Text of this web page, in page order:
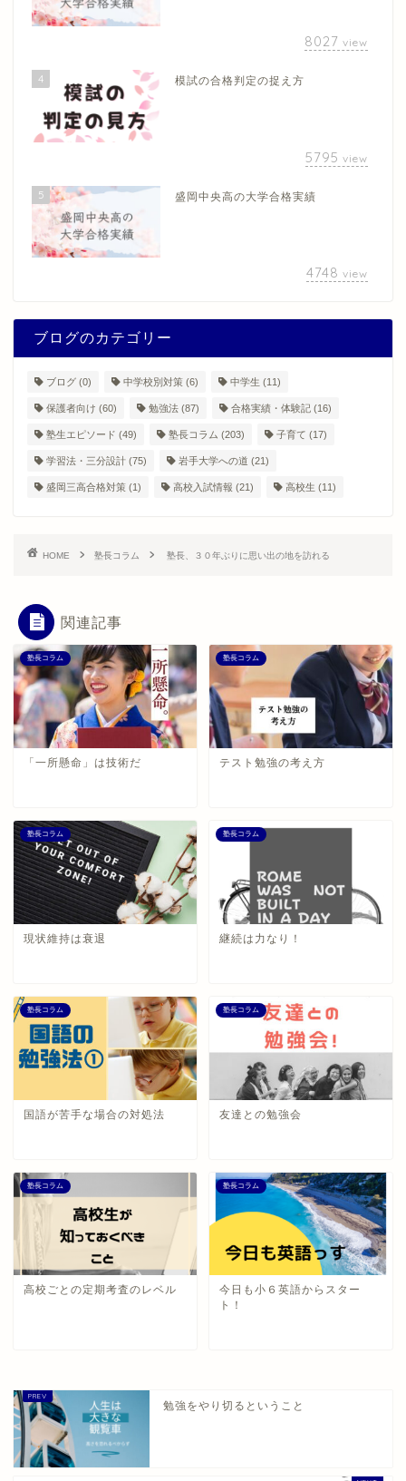
8027 view
4 模試の合格判定の捉え方
5795 view
5 盛岡中央高の大学合格実績
4748 view
ブログのカテゴリー
ブログ (0) 中学校別対策 (6) 中学生 (11)
保護者向け (60) 勉強法 (87) 合格実績・体験記 (16)
塾生エピソード (49) 塾長コラム (203) 子育て (17)
学習法・三分設計 (75) 岩手大学への道 (21)
盛岡三高合格対策 (1) 高校入試情報 (21) 高校生 (11)
HOME 塾長コラム 塾長、３０年ぶりに思い出の地を訪れる
関連記事
塾長コラム
「一所懸命」は技術だ
塾長コラム
テスト勉強の考え方
塾長コラム
現状維持は衰退
塾長コラム
継続は力なり！
塾長コラム
国語が苦手な場合の対処法
塾長コラム
友達との勉強会
塾長コラム
高校ごとの定期考査のレベル
塾長コラム
今日も小６英語からスター
ト！
勉強をやり切るということ